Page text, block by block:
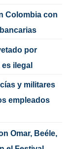
Colombia con
por
ilegal
y militares
empleados
Omar, Beéle,